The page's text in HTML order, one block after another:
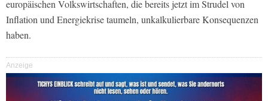
europäischen Volkswirtschaften, die bereits jetzt im Strudel von
Inflation und Energiekrise taumeln, unkalkulierbare Konsequenzen
haben.
Anzeige